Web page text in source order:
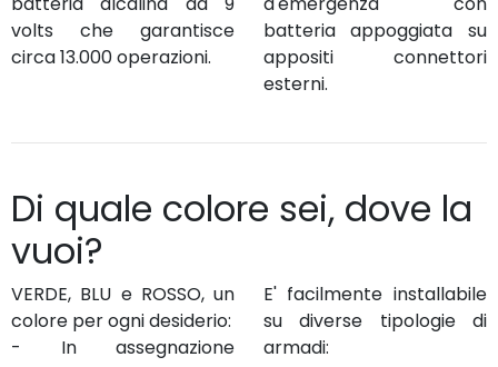
volts che garantisce
circa 13.000 operazioni.
batteria appoggiata su
appositi connettori
esterni.
Di quale colore sei, dove la
vuoi?
VERDE, BLU e ROSSO, un
colore per ogni desiderio:
- In assegnazione
E' facilmente installabile
su diverse tipologie di
armadi: